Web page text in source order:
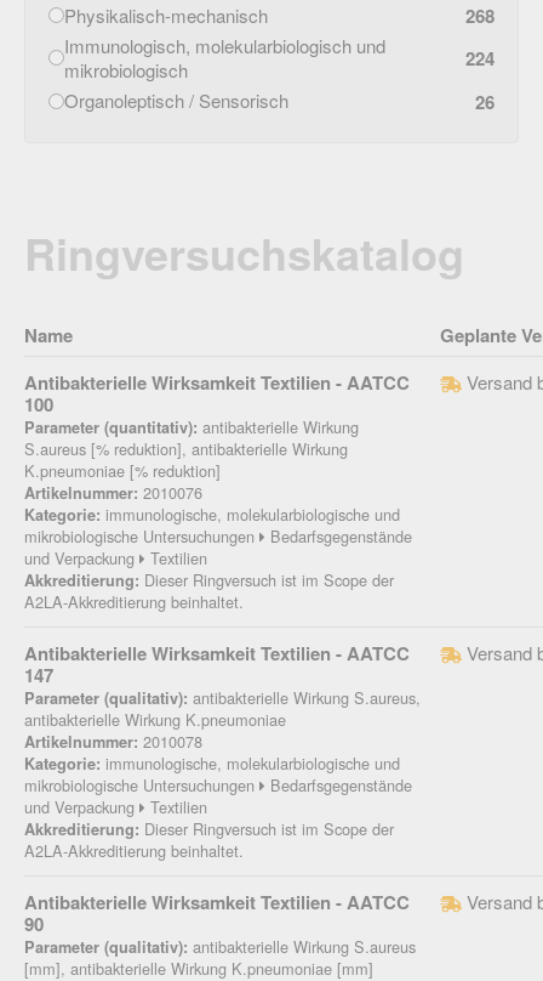
Physikalisch-mechanisch 268
Immunologisch, molekularbiologisch und
mikrobiologisch
224
Organoleptisch / Sensorisch 26
Ringversuchskatalog
Name
Geplante
Antibakterielle Wirksamkeit Textilien - AATCC
100
Parameter (quantitativ): antibakterielle Wirkung
S.aureus [% reduktion], antibakterielle Wirkung
K.pneumoniae [% reduktion]
Artikelnummer: 2010076
Kategorie: immunologische, molekularbiologische und
mikrobiologische Untersuchungen
Bedarfsgegenstände
und Verpackung
Textilien
Akkreditierung: Dieser Ringversuch ist im Scope der
A2LA-Akkreditierung beinhaltet.
Versand
Antibakterielle Wirksamkeit Textilien - AATCC
147
Parameter (qualitativ): antibakterielle Wirkung S.aureus,
antibakterielle Wirkung K.pneumoniae
Artikelnummer: 2010078
Kategorie: immunologische, molekularbiologische und
mikrobiologische Untersuchungen
Bedarfsgegenstände
und Verpackung
Textilien
Akkreditierung: Dieser Ringversuch ist im Scope der
A2LA-Akkreditierung beinhaltet.
Versand
Antibakterielle Wirksamkeit Textilien - AATCC
90
Parameter (qualitativ): antibakterielle Wirkung S.aureus
[mm], antibakterielle Wirkung K.pneumoniae [mm]
Versand